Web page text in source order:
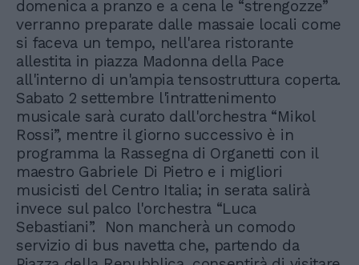
domenica a pranzo e a cena le “strengozze”
verranno preparate dalle massaie locali come
si faceva un tempo, nell'area ristorante
allestita in piazza Madonna della Pace
all'interno di un'ampia tensostruttura coperta.
Sabato 2 settembre l'intrattenimento
musicale sarà curato dall'orchestra “Mikol
Rossi”, mentre il giorno successivo è in
programma la Rassegna di Organetti con il
maestro Gabriele Di Pietro e i migliori
musicisti del Centro Italia; in serata salirà
invece sul palco l'orchestra “Luca
Sebastiani”. Non mancherà un comodo
servizio di bus navetta che, partendo da